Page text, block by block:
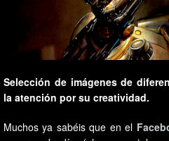
Selección de imágenes de
la atención por su creatividad.
Muchos ya sabéis que en el